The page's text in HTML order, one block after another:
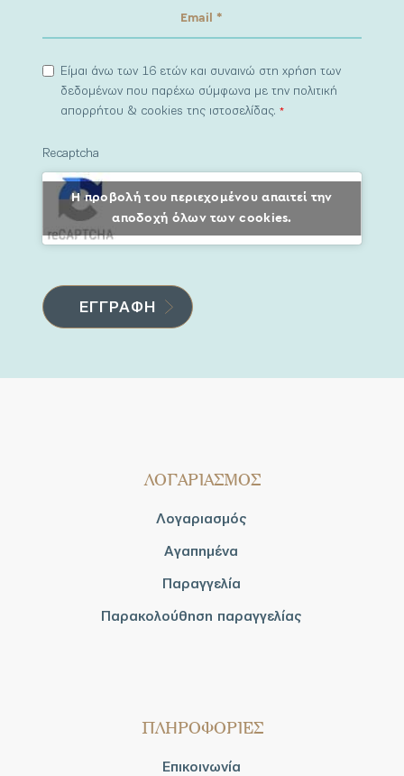
Είμαι άνω των 16 ετών και συναινώ στη χρήση των
δεδομένων που παρέχω σύμφωνα με την πολιτική
απορρήτου & cookies της ιστοσελίδας.*
Recaptcha
Η προβολή του περιεχομένου απαιτεί την
αποδοχή όλων των cookies.
ΛΟΓΑΡΙΑΣΜΟΣ
Λογαριασμός
Αγαπημένα
Παραγγελία
Παρακολούθηση παραγγελίας
ΠΛΗΡΟΦΟΡΙΕΣ
Επικοινωνία